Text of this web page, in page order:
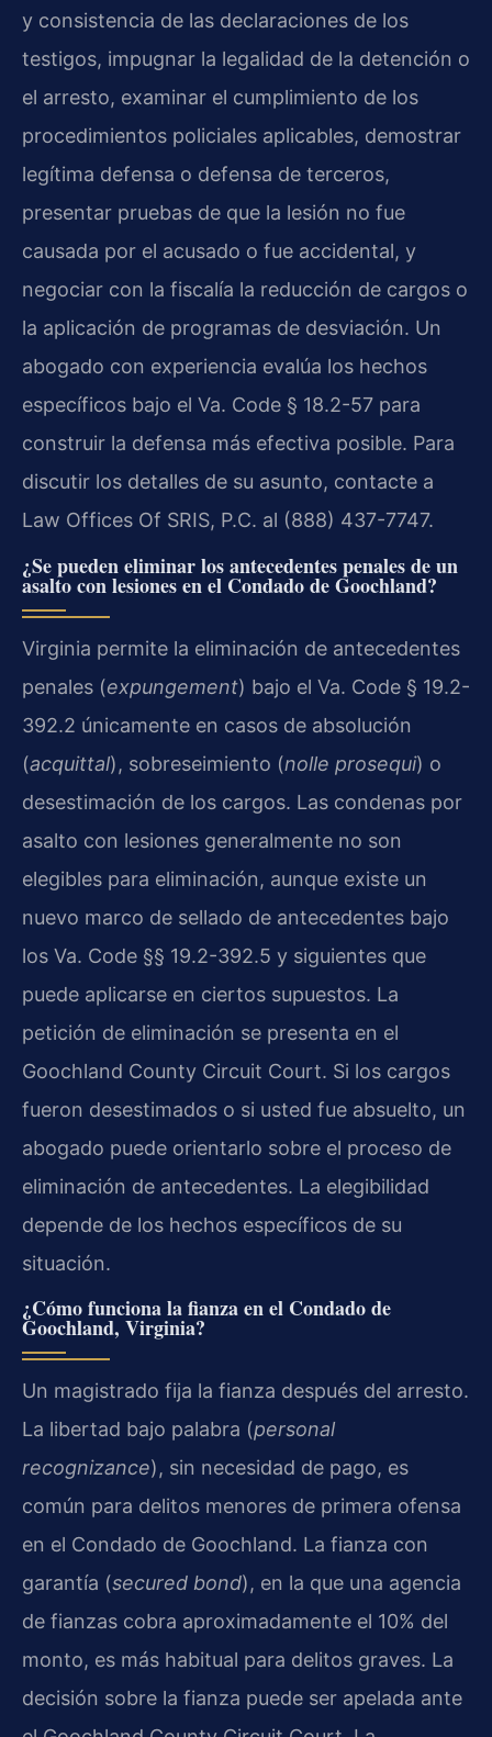
y consistencia de las declaraciones de los
testigos, impugnar la legalidad de la detención o
el arresto, examinar el cumplimiento de los
procedimientos policiales aplicables, demostrar
legítima defensa o defensa de terceros,
presentar pruebas de que la lesión no fue
causada por el acusado o fue accidental, y
negociar con la fiscalía la reducción de cargos o
la aplicación de programas de desviación. Un
abogado con experiencia evalúa los hechos
específicos bajo el Va. Code § 18.2-57 para
construir la defensa más efectiva posible. Para
discutir los detalles de su asunto, contacte a
Law Offices Of SRIS, P.C. al (888) 437-7747.
¿Se pueden eliminar los antecedentes penales de un
asalto con lesiones en el Condado de Goochland?
Virginia permite la eliminación de antecedentes
penales (expungement) bajo el Va. Code § 19.2-
392.2 únicamente en casos de absolución
(acquittal), sobreseimiento (nolle prosequi) o
desestimación de los cargos. Las condenas por
asalto con lesiones generalmente no son
elegibles para eliminación, aunque existe un
nuevo marco de sellado de antecedentes bajo
los Va. Code §§ 19.2-392.5 y siguientes que
puede aplicarse en ciertos supuestos. La
petición de eliminación se presenta en el
Goochland County Circuit Court. Si los cargos
fueron desestimados o si usted fue absuelto, un
abogado puede orientarlo sobre el proceso de
eliminación de antecedentes. La elegibilidad
depende de los hechos específicos de su
situación.
¿Cómo funciona la fianza en el Condado de
Goochland, Virginia?
Un magistrado fija la fianza después del arresto.
La libertad bajo palabra (personal
recognizance), sin necesidad de pago, es
común para delitos menores de primera ofensa
en el Condado de Goochland. La fianza con
garantía (secured bond), en la que una agencia
de fianzas cobra aproximadamente el 10% del
monto, es más habitual para delitos graves. La
decisión sobre la fianza puede ser apelada ante